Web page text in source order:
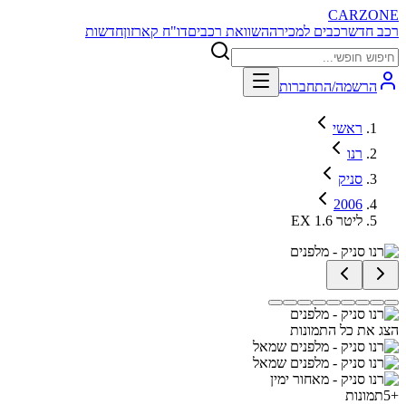
CARZONE
רכב חדשרכבים למכירההשוואת רכביםדו"ח קארזוןחדשות
הרשמה/התחברות
ראשי
רנו
סניק
2006
EX 1.6 ליטר
הצג את כל התמונות
+
5תמונות